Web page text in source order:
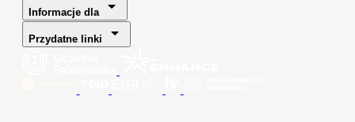
Informacje dla
Przydatne linki